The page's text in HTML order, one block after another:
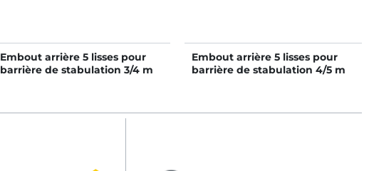
Embout arrière 5 lisses pour
barrière de stabulation 3/4 m
Embout arrière 5 lisses pour
barrière de stabulation 4/5 m